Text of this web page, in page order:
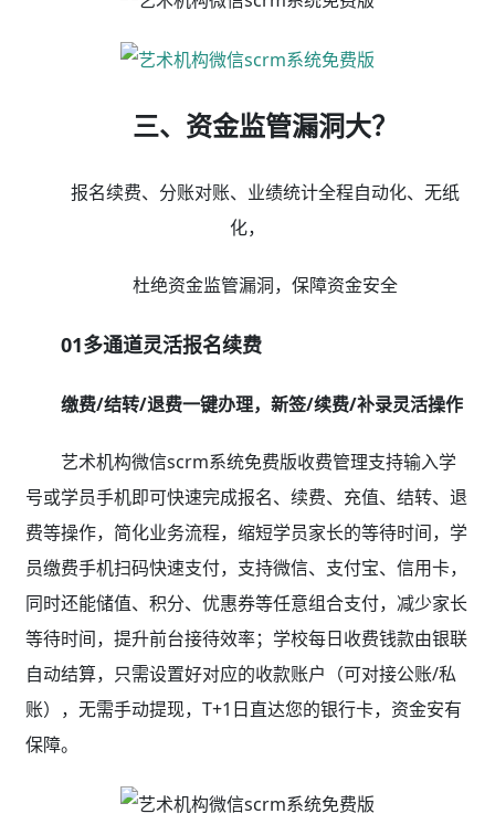
三、资金监管漏洞大？
报名续费、分账对账、业绩统计全程自动化、无纸
化，
杜绝资金监管漏洞，保障资金安全
01多通道灵活报名续费
缴费/结转/退费一键办理，新签/续费/补录灵活操作
艺术机构微信scrm系统免费版收费管理支持输入学
号或学员手机即可快速完成报名、续费、充值、结转、退
费等操作，简化业务流程，缩短学员家长的等待时间，学
员缴费手机扫码快速支付，支持微信、支付宝、信用卡，
同时还能储值、积分、优惠券等任意组合支付，减少家长
等待时间，提升前台接待效率；学校每日收费钱款由银联
自动结算，只需设置好对应的收款账户（可对接公账/私
账），无需手动提现，T+1日直达您的银行卡，资金安有
保障。